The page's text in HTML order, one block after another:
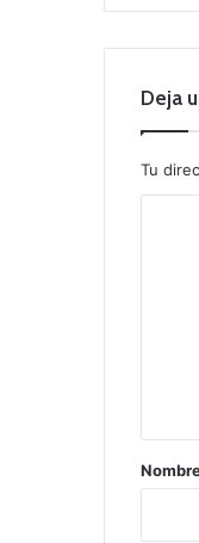
Deja
Tu
r